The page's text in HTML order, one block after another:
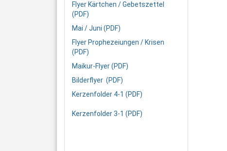
Flyer Kärtchen / Gebetszettel
(PDF)
Mai / Juni (PDF)
Flyer Prophezeiungen / Krisen
(PDF)
Maikur-Flyer (PDF)
Bilderflyer (PDF)
Kerzenfolder 4-1 (PDF)
Kerzenfolder 3-1 (PDF)